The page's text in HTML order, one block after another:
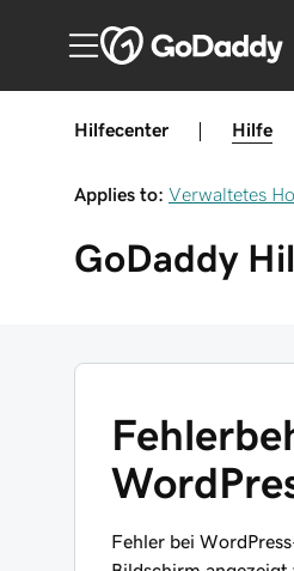
Hilfecenter Hilfe
Applies to: Verwaltetes
GoDaddy
Fehler bei